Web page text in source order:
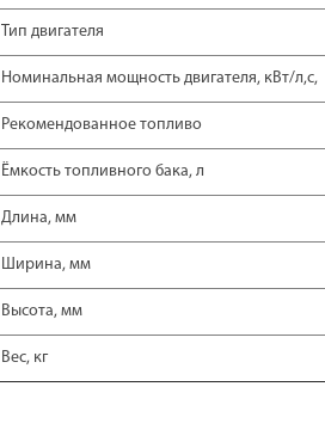
Тип двигателя
Номинальная мощность двигателя, кВт/л,с,
Рекомендованное топливо
Ёмкость топливного бака, л
Длина, мм
Ширина, мм
Высота, мм
Вес, кг